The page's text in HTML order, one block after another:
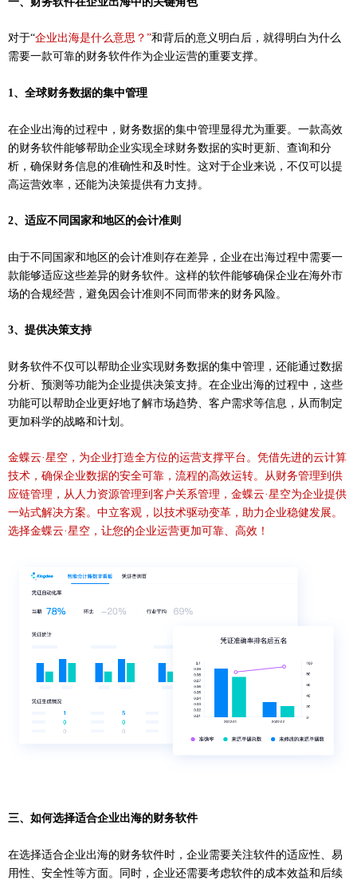
对于“企业出海是什么意思？ ”和背后的意义明白后，就得明白为什么
需要一款可靠的财务软件作为企业运营的重要支撑。
1、全球财务数据的集中管理
在企业出海的过程中，财务数据的集中管理显得尤为重要。一款高效
的财务软件能够帮助企业实现全球财务数据的实时更新、查询和分
析，确保财务信息的准确性和及时性。这对于企业来说，不仅可以提
高运营效率，还能为决策提供有力支持。
2、适应不同国家和地区的会计准则
由于不同国家和地区的会计准则存在差异，企业在出海过程中需要一
款能够适应这些差异的财务软件。这样的软件能够确保企业在海外市
场的合规经营，避免因会计准则不同而带来的财务风险。
3、提供决策支持
财务软件不仅可以帮助企业实现财务数据的集中管理，还能通过数据
分析、预测等功能为企业提供决策支持。在企业出海的过程中，这些
功能可以帮助企业更好地了解市场趋势、客户需求等信息，从而制定
更加科学的战略和计划。
金蝶云·星空，为企业打造全方位的运营支撑平台。凭借先进的云计算
技术，确保企业数据的安全可靠，流程的高效运转。从财务管理到供
应链管理，从人力资源管理到客户关系管理，金蝶云·星空为企业提供
一站式解决方案。中立客观，以技术驱动变革，助力企业稳健发展。
选择金蝶云·星空，让您的企业运营更加可靠、高效！
三、如何选择适合企业出海的财务软件
在选择适合企业出海的财务软件时，企业需要关注软件的适应性、易
用性、安全性等方面。同时，企业还需要考虑软件的成本效益和后续